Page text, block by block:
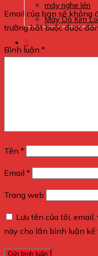
máy nghe lén
Máy Dò Kim
0
Email của bạn sẽ không
trường bắt buộc được
Bình luận *
Tên *
Email *
Trang web
Lưu tên của tôi,
này cho lần bình luận kế